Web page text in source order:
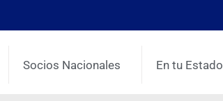
Socios Nacionales En tu Estado